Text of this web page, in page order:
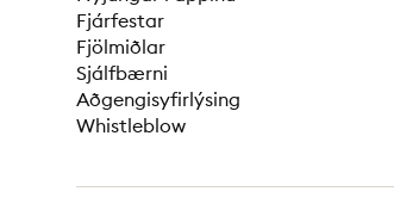
Fjárfestar
Fjölmiðlar
Sjálfbærni
Aðgengisyfirlýsing
Whistleblow